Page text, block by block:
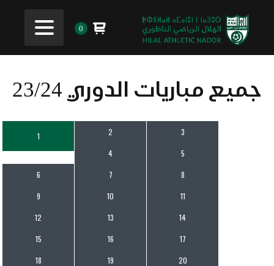
0
جميع مباريات الدوري 23/24
1 2 3
4 5
6 7 8
9 10 11
12 13 14
15 16 17
18 19 20